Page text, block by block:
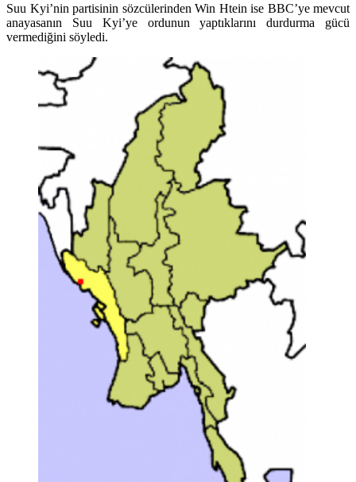
Suu Kyi’nin partisinin sözcülerinden Win Htein ise BBC’ye mevcut
anayasanın Suu Kyi’ye ordunun yaptıklarını durdurma gücü
vermediğini söyledi.